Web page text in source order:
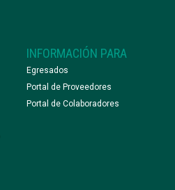
INFORMACIÓN PARA
Egresados
Portal de Proveedores
Portal de Colaboradores